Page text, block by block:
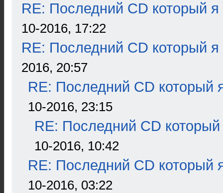
RE: Последний CD который я
10-2016, 17:22
RE: Последний CD который я
2016, 20:57
RE: Последний CD который
10-2016, 23:15
RE: Последний CD который
10-2016, 10:42
RE: Последний CD который
10-2016, 03:22